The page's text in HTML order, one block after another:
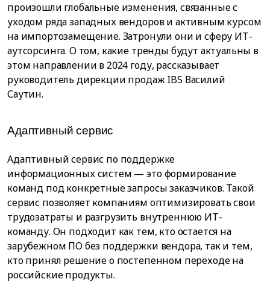
произошли глобальные изменения, связанные с
уходом ряда западных вендоров и активным курсом
на импортозамещение. Затронули они и сферу ИТ-
аутсорсинга. О том, какие тренды будут актуальны в
этом направлении в 2024 году, рассказывает
руководитель дирекции продаж IBS Василий
Саутин.
Адаптивный сервис
Адаптивный сервис по поддержке
информационных систем — это формирование
команд под конкретные запросы заказчиков. Такой
сервис позволяет компаниям оптимизировать свои
трудозатраты и разгрузить внутреннюю ИТ-
команду. Он подходит как тем, кто остается на
зарубежном ПО без поддержки вендора, так и тем,
кто принял решение о постепенном переходе на
российские продукты.